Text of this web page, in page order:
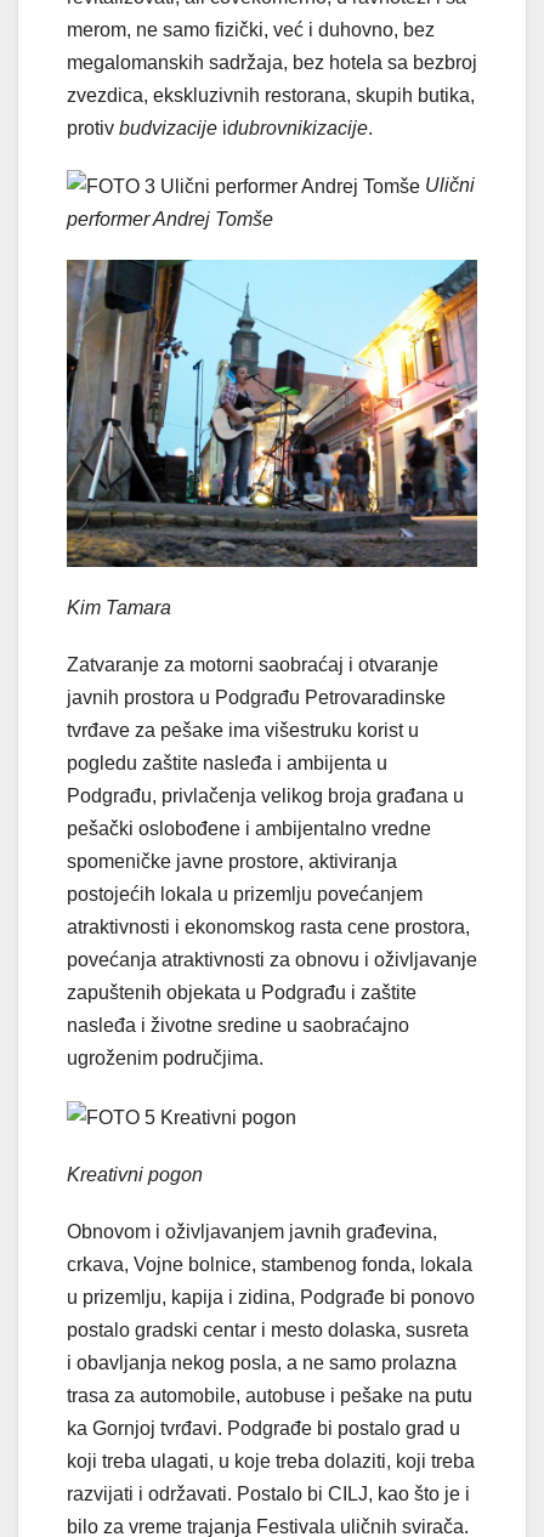
merom, ne samo fizički, već i duhovno, bez
megalomanskih sadržaja, bez hotela sa bezbroj
zvezdica, ekskluzivnih restorana, skupih butika,
protiv budvizacije idubrovnikizacije.
Ulični
performer Andrej Tomše
Kim Tamara
Zatvaranje za motorni saobraćaj i otvaranje
javnih prostora u Podgrađu Petrovaradinske
tvrđave za pešake ima višestruku korist u
pogledu zaštite nasleđa i ambijenta u
Podgrađu, privlačenja velikog broja građana u
pešački oslobođene i ambijentalno vredne
spomeničke javne prostore, aktiviranja
postojećih lokala u prizemlju povećanjem
atraktivnosti i ekonomskog rasta cene prostora,
povećanja atraktivnosti za obnovu i oživljavanje
zapuštenih objekata u Podgrađu i zaštite
nasleđa i životne sredine u saobraćajno
ugroženim područjima.
Kreativni pogon
Obnovom i oživljavanjem javnih građevina,
crkava, Vojne bolnice, stambenog fonda, lokala
u prizemlju, kapija i zidina, Podgrađe bi ponovo
postalo gradski centar i mesto dolaska, susreta
i obavljanja nekog posla, a ne samo prolazna
trasa za automobile, autobuse i pešake na putu
ka Gornjoj tvrđavi. Podgrađe bi postalo grad u
koji treba ulagati, u koje treba dolaziti, koji treba
razvijati i održavati. Postalo bi CILJ, kao što je i
bilo za vreme trajanja Festivala uličnih svirača.